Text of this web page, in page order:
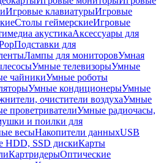
Игровые клавиатурыИгровые
Столы геймерскиеИгровые
акустикаАксессуары для
Подставки для
Лампы для мониторовУмная
Умные телевизорыУмные
чайникиУмные роботы
Умные кондиционерыУмные
очистители воздухаУмные
проветривателиУмные радиочасы,
и поилки для
весыНакопители данныхUSB
HDD, SSD дискиКарты
КартридерыОптические